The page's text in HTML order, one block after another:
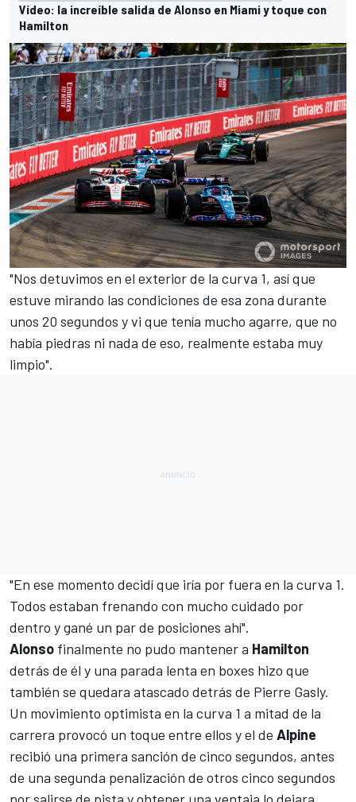
Vídeo: la increíble salida de Alonso en Miami y toque con
Hamilton
"Nos detuvimos en el exterior de la curva 1, así que
estuve mirando las condiciones de esa zona durante
unos 20 segundos y vi que tenía mucho agarre, que no
había piedras ni nada de eso, realmente estaba muy
limpio".
"En ese momento decidí que iría por fuera en la curva 1.
Todos estaban frenando con mucho cuidado por
dentro y gané un par de posiciones ahí".
Alonso finalmente no pudo mantener a Hamilton
detrás de él y una parada lenta en boxes hizo que
también se quedara atascado detrás de Pierre Gasly.
Un movimiento optimista en la curva 1 a mitad de la
carrera provocó un toque entre ellos y el de Alpine
recibió una primera sanción de cinco segundos, antes
de una segunda penalización de otros cinco segundos
por salirse de pista y obtener una ventaja lo dejara